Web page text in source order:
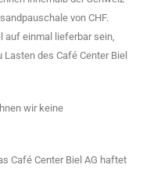
von CHF.
auf einmal lieferbar sein,
des Café Center Biel
wir keine
Café Center Biel AG haftet